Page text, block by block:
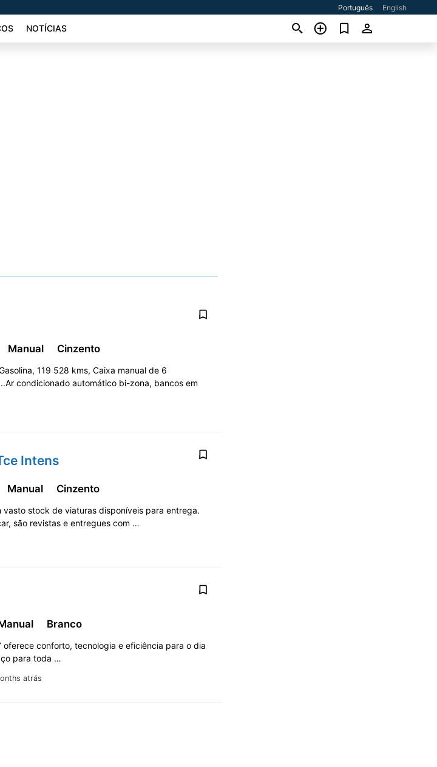
Português English
NOTÍCIAS
Manual Cinzento
119 528 kms, Caixa manual de 6
condicionado automático bi-zona, bancos em
Intens
Manual Cinzento
vasto stock de viaturas disponíveis para entrega.
são revistas e entregues com …
atrás
Branco
oferece conforto, tecnologia e eficiência para o dia
para toda …